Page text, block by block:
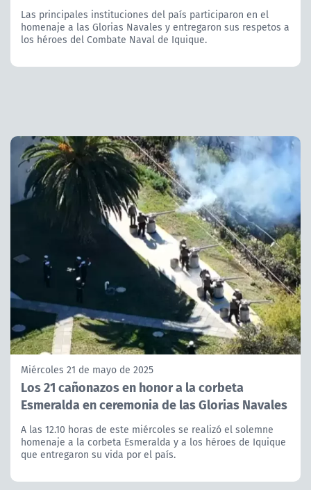
Las principales instituciones del país participaron en el
homenaje a las Glorias Navales y entregaron sus respetos a
los héroes del Combate Naval de Iquique.
Miércoles 21 de mayo de 2025
Los 21 cañonazos en honor a la corbeta
Esmeralda en ceremonia de las Glorias Navales
A las 12.10 horas de este miércoles se realizó el solemne
homenaje a la corbeta Esmeralda y a los héroes de Iquique
que entregaron su vida por el país.